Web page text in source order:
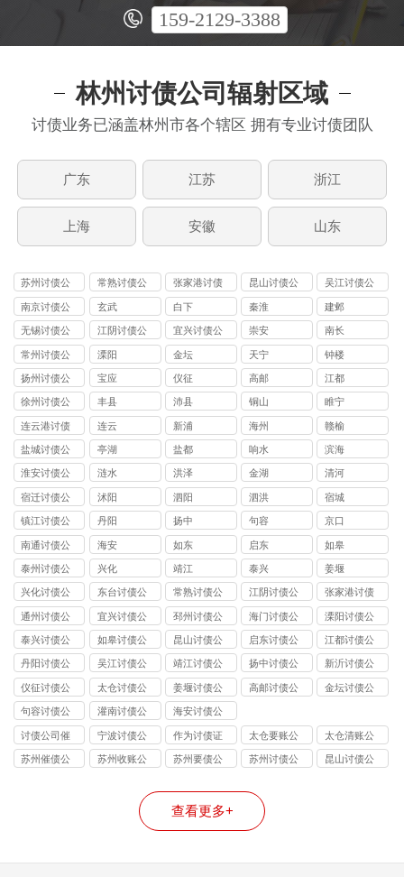
159-2129-3388
林州讨债公司辐射区域
讨债业务已涵盖林州市各个辖区 拥有专业讨债团队
广东 江苏 浙江
上海 安徽 山东
苏州讨债公
司
常熟讨债公
司
张家港讨债
公司
昆山讨债公
司
吴江讨债公
司
南京讨债公
司
玄武 白下 秦淮 建邺
无锡讨债公
司
江阴讨债公
司
宜兴讨债公
司
崇安 南长
常州讨债公
司
溧阳 金坛 天宁 钟楼
扬州讨债公
司
宝应 仪征 高邮 江都
徐州讨债公
司
丰县 沛县 铜山 睢宁
连云港讨债
公司
连云 新浦 海州 赣榆
盐城讨债公
司
亭湖 盐都 响水 滨海
淮安讨债公
司
涟水 洪泽 金湖 清河
宿迁讨债公
司
沭阳 泗阳 泗洪 宿城
镇江讨债公
司
丹阳 扬中 句容 京口
南通讨债公
司
海安 如东 启东 如皋
泰州讨债公
司
兴化 靖江 泰兴 姜堰
兴化讨债公
司
东台讨债公
司
常熟讨债公
司
江阴讨债公
司
张家港讨债
公司
通州讨债公
司
宜兴讨债公
司
邳州讨债公
司
海门讨债公
司
溧阳讨债公
司
泰兴讨债公
司
如皋讨债公
司
昆山讨债公
司
启东讨债公
司
江都讨债公
司
丹阳讨债公
司
吴江讨债公
司
靖江讨债公
司
扬中讨债公
司
新沂讨债公
司
仪征讨债公
司
太仓讨债公
司
姜堰讨债公
司
高邮讨债公
金坛讨债公
句容讨债公
司
灌南讨债公
司
海安讨债公
司
讨债公司催
收
宁波讨债公
司
作为讨债证
据
太仓要账公
司
太仓清账公
司
苏州催债公
苏州收账公
苏州要债公
苏州讨债公
昆山讨债公
查看更多+